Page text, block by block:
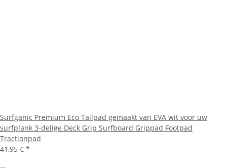
Surfganic Premium Eco Tailpad gemaakt van EVA wit voor uw
surfplank 3-delige Deck Grip Surfboard Grippad Footpad
Tractionpad
41,95 € *